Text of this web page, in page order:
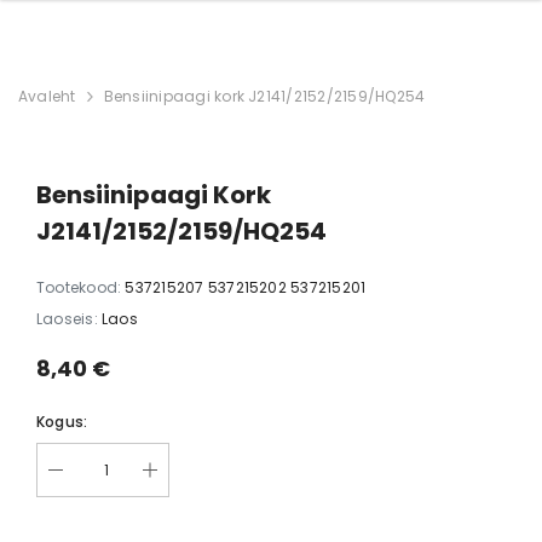
Avaleht Bensiinipaagi kork J2141/2152/2159/HQ254
Bensiinipaagi Kork
J2141/2152/2159/HQ254
Tootekood: 537215207 537215202 537215201
Laoseis: Laos
8,40 €
Kogus: